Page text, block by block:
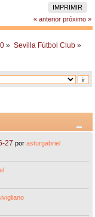
IMPRIMIR
« anterior próximo »
» Sevilla Fútbol Club »
27 porasturgabriel